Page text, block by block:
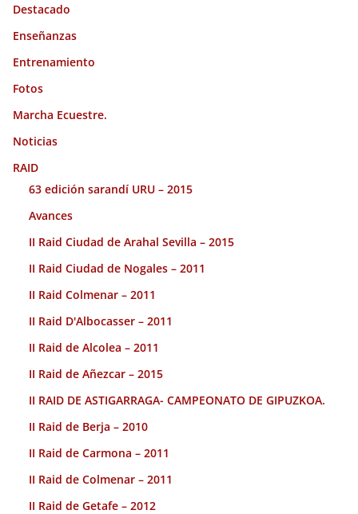
Destacado
Enseñanzas
Entrenamiento
Fotos
Marcha Ecuestre.
Noticias
RAID
63 edición sarandí URU – 2015
Avances
II Raid Ciudad de Arahal Sevilla – 2015
II Raid Ciudad de Nogales – 2011
II Raid Colmenar – 2011
II Raid D'Albocasser – 2011
II Raid de Alcolea – 2011
II Raid de Añezcar – 2015
II RAID DE ASTIGARRAGA- CAMPEONATO DE GIPUZKOA.
II Raid de Berja – 2010
II Raid de Carmona – 2011
II Raid de Colmenar – 2011
II Raid de Getafe – 2012